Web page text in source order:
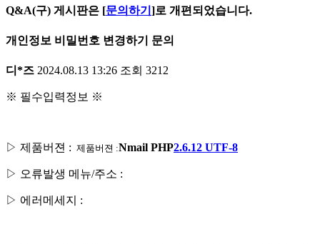
Q&A(구) 게시판은 [문의하기 ]로 개편되었습니다.
개인정보 비밀번호 변경하기 문의
디*즈 2024.08.13 13:26 조회 3212
※ 필수입력정보 ※
▷ 제품버젼 : 제품버젼 :Nmail PHP2.6.12 UTF-8
▷ 오류발생 메뉴/주소 :
▷ 에러메세지 :